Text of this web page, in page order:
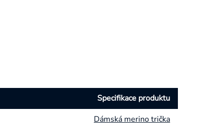
Specifikace produktu
Dámská merino trička